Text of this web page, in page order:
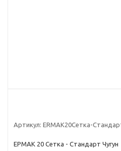
Артикул: ЕRМАК20Сетка-
ЕРМАК 20 Сетка - Стандарт Чугун